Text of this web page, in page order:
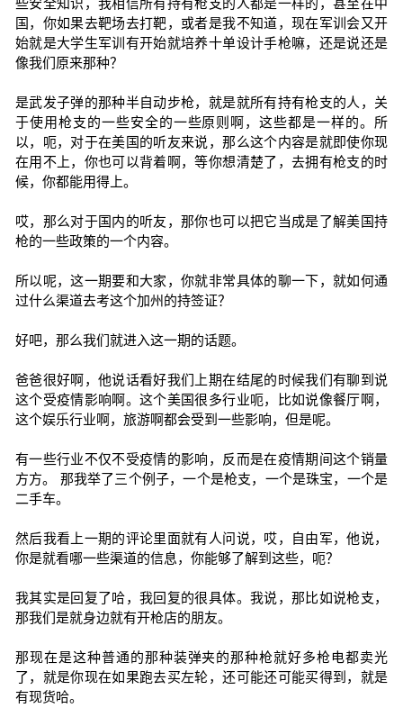
些安全知识，我相信所有持有枪支的人都是一样的，甚至在中
国，你如果去靶场去打靶，或者是我不知道，现在军训会又开
始就是大学生军训有开始就培养十单设计手枪嘛，还是说还是
像我们原来那种？
是武发子弹的那种半自动步枪，就是就所有持有枪支的人，关
于使用枪支的一些安全的一些原则啊，这些都是一样的。所
以，呃，对于在美国的听友来说，那么这个内容是就即使你现
在用不上，你也可以背着啊，等你想清楚了，去拥有枪支的时
候，你都能用得上。
哎，那么对于国内的听友，那你也可以把它当成是了解美国持
枪的一些政策的一个内容。
所以呢，这一期要和大家，你就非常具体的聊一下，就如何通
过什么渠道去考这个加州的持签证？
好吧，那么我们就进入这一期的话题。
爸爸很好啊，他说话看好我们上期在结尾的时候我们有聊到说
这个受疫情影响啊。这个美国很多行业呃，比如说像餐厅啊，
这个娱乐行业啊，旅游啊都会受到一些影响，但是呢。
有一些行业不仅不受疫情的影响，反而是在疫情期间这个销量
方方。 那我举了三个例子，一个是枪支，一个是珠宝，一个是
二手车。
然后我看上一期的评论里面就有人问说，哎，自由军，他说，
你是就看哪一些渠道的信息，你能够了解到这些，呃？
我其实是回复了哈，我回复的很具体。我说，那比如说枪支，
那我们是就身边就有开枪店的朋友。
那现在是这种普通的那种装弹夹的那种枪就好多枪电都卖光
了，就是你现在如果跑去买左轮，还可能还可能买得到，就是
有现货哈。